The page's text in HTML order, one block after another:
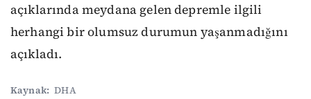
açıklarında meydana gelen depremle ilgili
herhangi bir olumsuz durumun yaşanmadığını
açıkladı.
Kaynak: DHA